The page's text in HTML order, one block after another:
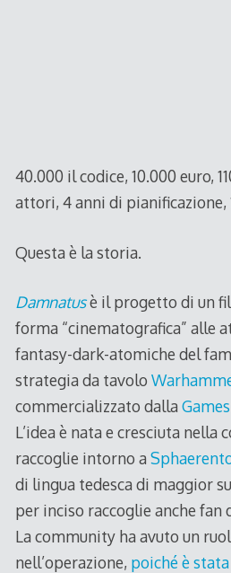
40.000 il codice, 10.000 euro,
attori, 4 anni di pianificazione,
Questa è la storia.
Damnatusè il progetto di un
forma “cinematografica” alle
fantasy-dark-atomiche del
strategia da tavolo
commercializzato dalla
L’idea è nata e cresciuta nella
raccoglie intorno a
di lingua tedesca di maggior
per inciso raccoglie anche fan
La community ha avuto un
nell’operazione, poiché è